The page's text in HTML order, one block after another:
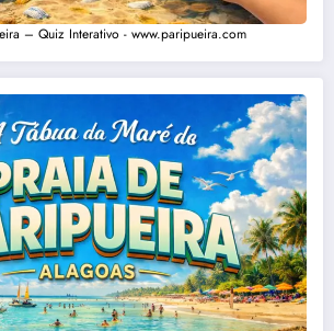
– Quiz Interativo - www.paripueira.com